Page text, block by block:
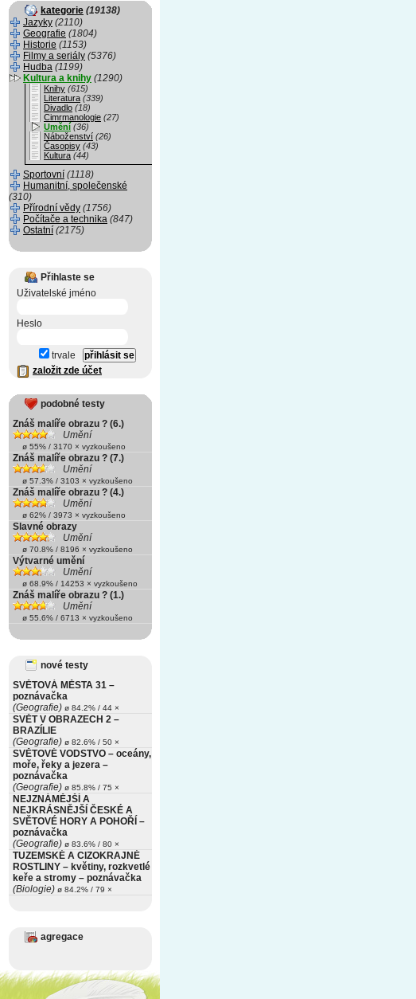
kategorie (19138)
Jazyky (2110)
Geografie (1804)
Historie (1153)
Filmy a seriály (5376)
Hudba (1199)
Kultura a knihy (1290)
Knihy (615)
Literatura (339)
Divadlo (18)
Cimrmanologie (27)
Umění (36)
Náboženství (26)
Časopisy (43)
Kultura (44)
Sportovní (1118)
Humanitní, společenské
(310)
Přírodní vědy (1756)
Počítače a technika (847)
Ostatní (2175)
Přihlaste se
Uživatelské jméno
Heslo
trvale
založit zde účet
podobné testy
Znáš malíře obrazu ? (6.)
Umění
ø 55% / 3170 × vyzkoušeno
Znáš malíře obrazu ? (7.)
Umění
ø 57.3% / 3103 × vyzkoušeno
Znáš malíře obrazu ? (4.)
Umění
ø 62% / 3973 × vyzkoušeno
Slavné obrazy
Umění
ø 70.8% / 8196 × vyzkoušeno
Výtvarné umění
Umění
ø 68.9% / 14253 × vyzkoušeno
Znáš malíře obrazu ? (1.)
Umění
ø 55.6% / 6713 × vyzkoušeno
nové testy
SVĚTOVÁ MĚSTA 31 –
poznávačka
(Geografie) ø 84.2% / 44 ×
SVĚT V OBRAZECH 2 –
BRAZÍLIE
(Geografie) ø 82.6% / 50 ×
SVĚTOVÉ VODSTVO – oceány,
moře, řeky a jezera –
poznávačka
(Geografie) ø 85.8% / 75 ×
NEJZNÁMĚJŠÍ A
NEJKRÁSNĚJŠÍ ČESKÉ A
SVĚTOVÉ HORY A POHOŘÍ –
poznávačka
(Geografie) ø 83.6% / 80 ×
TUZEMSKÉ A CIZOKRAJNÉ
ROSTLINY – květiny, rozkvetlé
keře a stromy – poznávačka
(Biologie) ø 84.2% / 79 ×
agregace